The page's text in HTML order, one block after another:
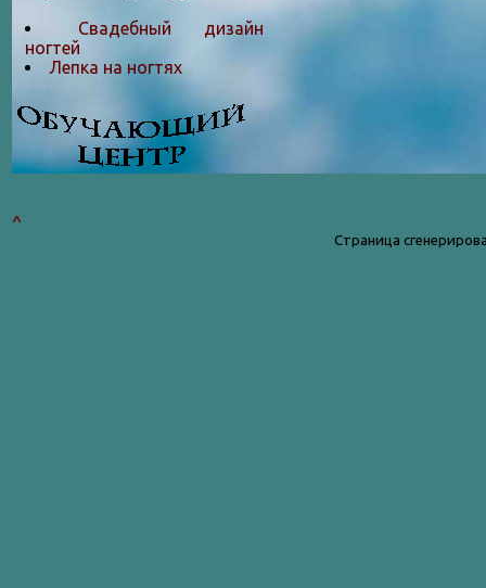
Свадебный дизайн
ногтей
Лепка на ногтяx
^
Страница